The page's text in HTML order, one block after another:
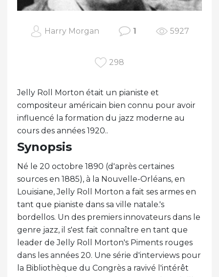
Harry Morgan 1 5927
298
Jelly Roll Morton était un pianiste et
compositeur américain bien connu pour avoir
influencé la formation du jazz moderne au
cours des années 1920..
Synopsis
Né le 20 octobre 1890 (d'après certaines
sources en 1885), à la Nouvelle-Orléans, en
Louisiane, Jelly Roll Morton a fait ses armes en
tant que pianiste dans sa ville natale.'s
bordellos. Un des premiers innovateurs dans le
genre jazz, il s'est fait connaître en tant que
leader de Jelly Roll Morton's Piments rouges
dans les années 20. Une série d'interviews pour
la Bibliothèque du Congrès a ravivé l'intérêt